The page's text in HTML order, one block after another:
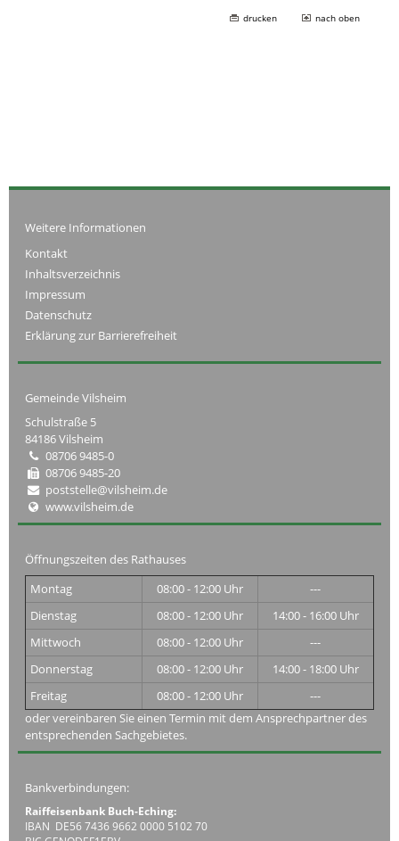
drucken nach oben
Weitere Informationen
Kontakt
Inhaltsverzeichnis
Impressum
Datenschutz
Erklärung zur Barrierefreiheit
Gemeinde Vilsheim
Schulstraße 5
84186 Vilsheim
08706 9485-0
08706 9485-20
poststelle@vilsheim.de
www.vilsheim.de
Öffnungszeiten des Rathauses
Montag
08:00 - 12:00 Uhr
---
Dienstag
08:00 - 12:00 Uhr
14:00 - 16:00 Uhr
Mittwoch
08:00 - 12:00 Uhr
---
Donnerstag
08:00 - 12:00 Uhr
14:00 - 18:00 Uhr
Freitag
08:00 - 12:00 Uhr
---
oder vereinbaren Sie einen Termin mit dem Ansprechpartner des
entsprechenden Sachgebietes.
Bankverbindungen:
Raiffeisenbank Buch-Eching:
IBAN DE56 7436 9662 0000 5102 70